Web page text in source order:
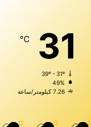
31
℃
49%
7.26 كيلومتر/ساعة